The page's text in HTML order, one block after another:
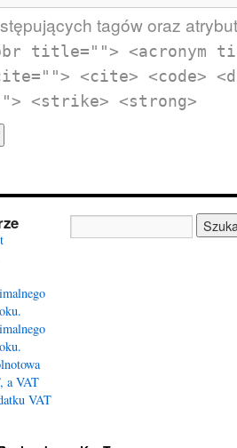
tagów oraz
title=""> <acronym
<cite> <code>
<strike> <strong>
a VAT
VAT